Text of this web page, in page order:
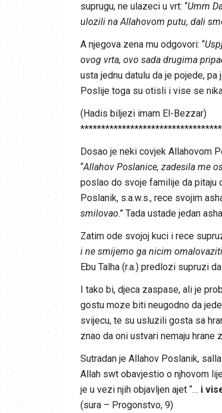
suprugu, ne ulazeci u vrt: “Umm
ulozili na Allahovom putu, dali
A njegova zena mu odgovori: “
ovog vrta, ovo sada drugima
usta jednu datulu da je pojede,
Poslije toga su otisli i vise se
(Hadis biljezi imam El-Bezzar)
Dosao je neki covjek Allahovom
“Allahov Poslanice, zadesila me
poslao do svoje familije da pitaju
Poslanik, s.a.w.s., rece svojim
smilovao.” Tada ustade jedan
Zatim ode svojoj kuci i rece
i ne smijemo ga nicim
Ebu Talha (r.a.) predlozi supruzi
I tako bi, djeca zaspase, ali je
gostu moze biti neugodno da
svijecu, te su usluzili gosta sa
znao da oni ustvari nemaju hrane
Sutradan je Allahov Poslanik,
Allah swt obavjestio o njhovom
je u vezi njih objavljen ajet “… i
(sura – Progonstvo, 9)